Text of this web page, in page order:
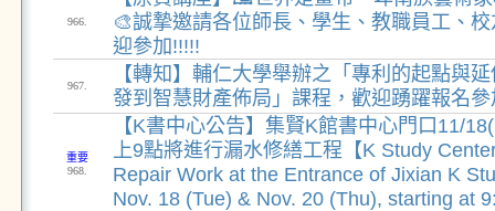
966.
🎨誠摯邀請各位師長、學生、教職員工、
迎參加!!!!!
967.
【轉知】輔仁大學舉辦之「專利的起點與
發到智慧財產佈局」課程，歡迎踴躍報名參
重要
968.
【K書中心公告】集賢K館書中心門口11/
上9點將進行漏水修繕工程【K Study
Repair Work at the Entrance of Jixian K
Nov. 18 (Tue) & Nov. 20 (Thu), starting at